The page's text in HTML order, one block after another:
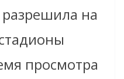
разрешила на
просмотра